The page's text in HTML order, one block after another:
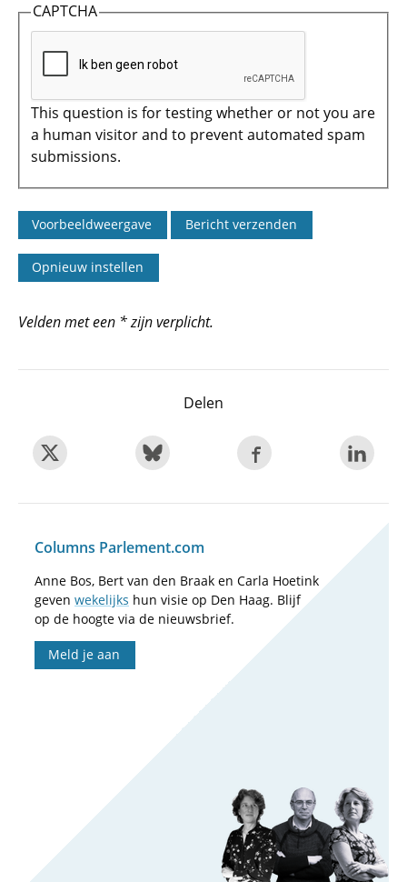
CAPTCHA
This question is for testing whether or not you are
a human visitor and to prevent automated spam
submissions.
Velden met een * zijn verplicht.
Delen
Columns Parlement.com
Anne Bos, Bert van den Braak en Carla Hoetink
geven wekelijks hun visie op Den Haag. Blijf
op de hoogte via de nieuwsbrief.
Meld je aan